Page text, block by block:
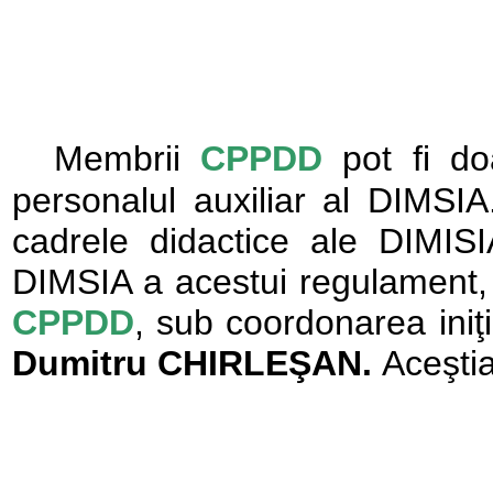
Membrii CPPDD pot fi
personalul auxiliar al
cadrele didactice ale
DIMSIA a acestui
CPPDD, sub coordonarea
Dumitru CHIRLEŞAN.